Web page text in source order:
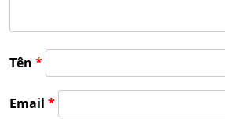
Tên *
Email *